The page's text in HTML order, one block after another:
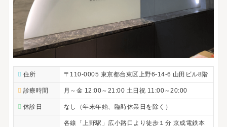
住所 〒110-0005 東京都台東区上野6-14-6 山田ビル8階
診療時間 月～金 12:00～21:00 土日祝 11:00～20:00
休診日 なし（年末年始、臨時休業日を除く）
各線「上野駅」広小路口より徒歩１分 京成電鉄本